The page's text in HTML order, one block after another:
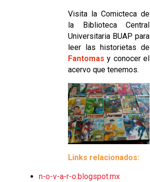
Visita la Comicteca de
la Biblioteca Central
Universitaria BUAP para
leer las historietas de
Fantomas y conocer el
acervo que tenemos.
Links relacionados:
n-o-v-a-r-o.blogspot.mx